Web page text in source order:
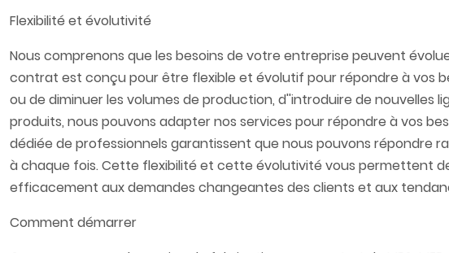
Flexibilité et évolutivité​
Nous comprenons que les besoins de votre entreprise peuvent
contrat est conçu pour être flexible et évolutif pour répondre à vos
ou de diminuer les volumes de production, d''introduire de nouvelles
produits, nous pouvons adapter nos services pour répondre à vos
dédiée de professionnels garantissent que nous pouvons répondre
à chaque fois. Cette flexibilité et cette évolutivité vous permettent
efficacement aux demandes changeantes des clients et aux
Comment démarrer​